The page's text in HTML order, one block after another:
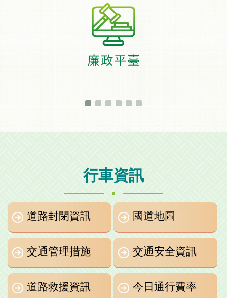
行車資訊
.
道路封閉資訊 國道地圖
交通管理措施 交通安全資訊
道路救援資訊 今日通行費率